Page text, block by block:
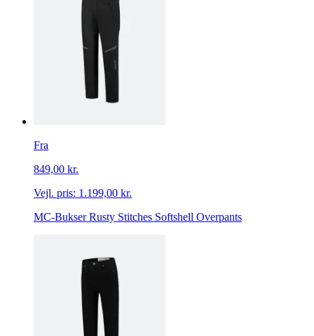
Fra
849,00 kr.
Vejl. pris: 1.199,00 kr.
MC-Bukser Rusty Stitches Softshell Overpants